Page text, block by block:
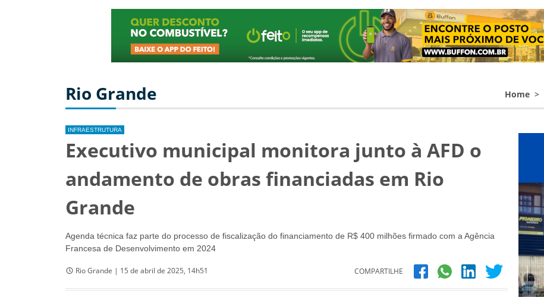
Rio Grande Home
INFRAESTRUTURA
Executivo municipal monitora junto à AFD o
andamento de obras financiadas em Rio
Grande
Agenda técnica faz parte do processo de fiscalização do financiamento de R$ 400 milhões firmado com a Agência
Francesa de Desenvolvimento em 2024
Rio Grande | 15 de abril de 2025, 14h51 COMPARTILHE